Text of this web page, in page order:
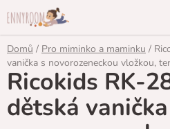
na
Domů / Pro miminko a maminku /
vanička s novorozeneckou vložkou,
Ricokids RK-
dětská